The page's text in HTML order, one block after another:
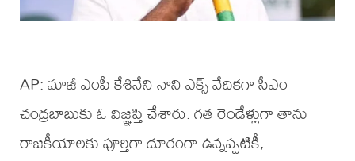
AP: మాజీ ఎంపీ కేశినేని నాని ఎక్స్ వేదికగా సీఎం
చంద్రబాబుకు ఓ విజ్ఞప్తి చేశారు. గత రెండేళ్లుగా తాను
రాజకీయాలకు పూర్తిగా దూరంగా ఉన్నప్పటికీ,